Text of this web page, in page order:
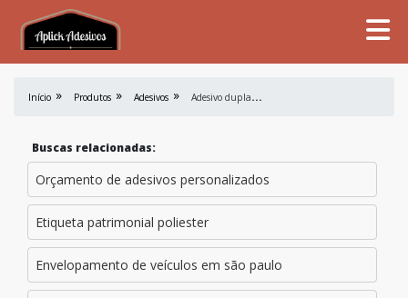
Início Produtos Adesivos A
desivo dupla face para tecido
Buscas relacionadas:
Orçamento de adesivos personalizados
Etiqueta patrimonial poliester
Envelopamento de veículos em são paulo